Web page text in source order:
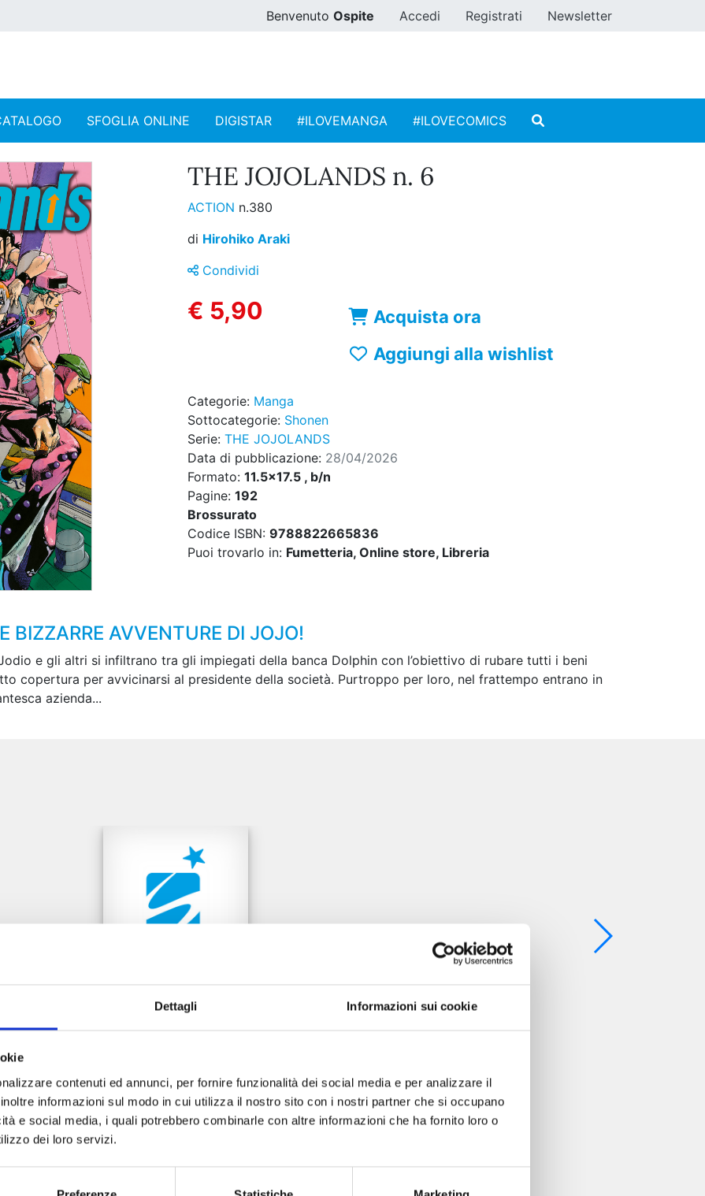
Dettagli Informazioni sui cookie
contenuti ed annunci, per fornire funzionalità dei social media e per analizzare il
informazioni sul modo in cui utilizza il nostro sito con i nostri partner che si occupano
e social media, i quali potrebbero combinarle con altre informazioni che ha fornito loro o
dei loro servizi.
Benvenuto Ospite Accedi Registrati Newsletter
SFOGLIA ONLINE DIGISTAR #ILOVEMANGA #ILOVECOMICS
THE JOJOLANDS n. 6
ACTION n.380
di Hirohiko Araki
Condividi
€ 5,90
Acquista ora
Aggiungi alla wishlist
Categorie: Manga
Sottocategorie: Shonen
Serie: THE JOJOLANDS
Data di pubblicazione: 28/04/2026
Formato: 11.5x17.5 , b/n
Pagine: 192
Brossurato
Codice ISBN: 9788822665836
Puoi trovarlo in: Fumetteria, Online store, Libreria
BIZZARRE AVVENTURE DI JOJO!
e gli altri si infiltrano tra gli impiegati della banca Dolphin con l’obiettivo di rubare tutti i beni
copertura per avvicinarsi al presidente della società. Purtroppo per loro, nel frattempo entrano in
azienda...
20/10/2026